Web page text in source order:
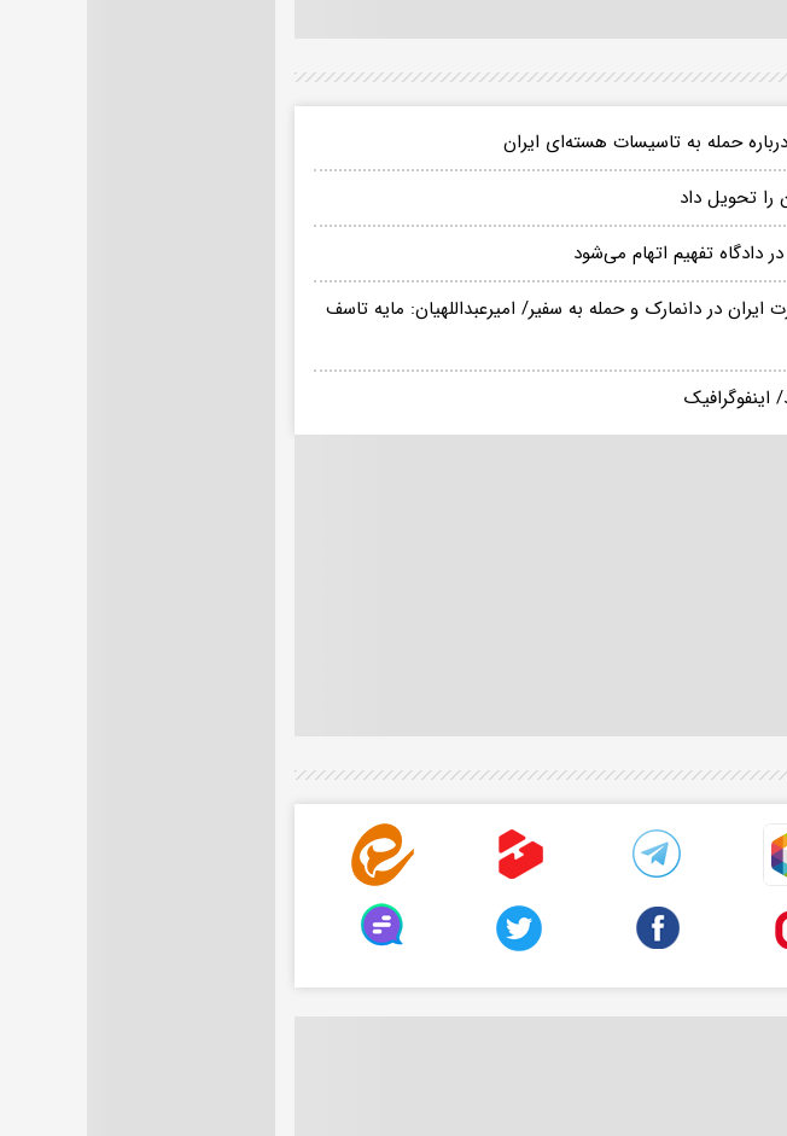
حمله به تاسیسات هسته‌ای ایران
را تحویل داد
دادگاه تفهیم اتهام می‌شود
در دانمارک و حمله به سفیر/ امیرعبداللهیان: مایه تاسف
اینفوگرافیک